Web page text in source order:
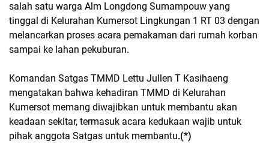
salah satu warga Alm Longdong Sumampouw yang
tinggal di Kelurahan Kumersot Lingkungan 1 RT 03 dengan
melancarkan proses acara pemakaman dari rumah korban
sampai ke lahan pekuburan.
Komandan Satgas TMMD Lettu Jullen T Kasihaeng
mengatakan bahwa kehadiran TMMD di Kelurahan
Kumersot memang diwajibkan untuk membantu akan
keadaan sekitar, termasuk acara kedukaan wajib untuk
pihak anggota Satgas untuk membantu.(*)